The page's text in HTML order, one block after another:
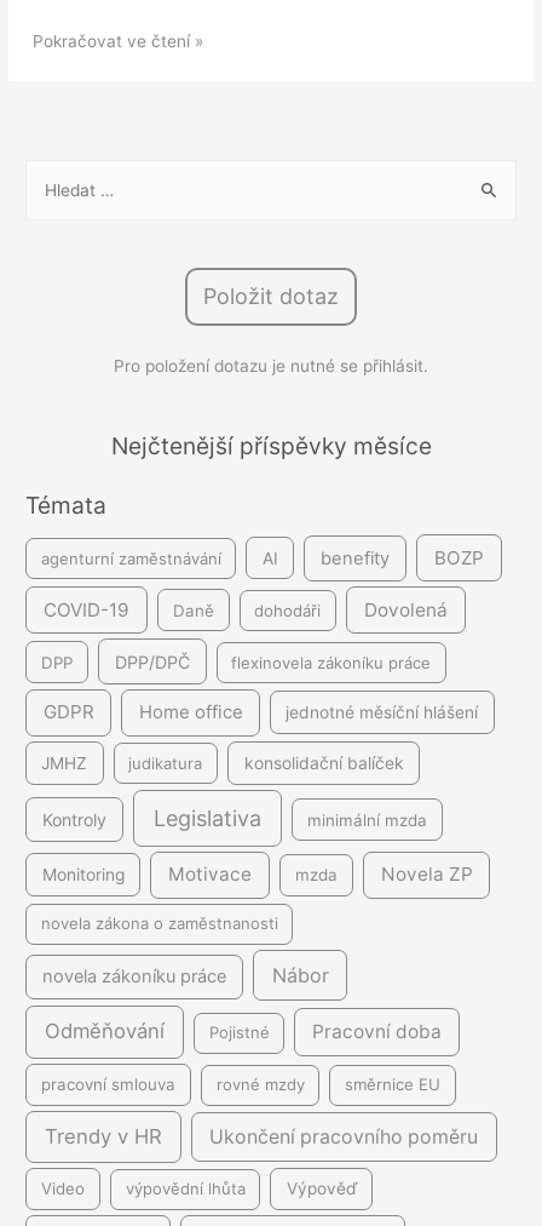
DOTAZ:
ve
Pokračovat ve čtení »
í
Položit dotaz
Pro položení dotazu je nutné se přihlásit.
Nejčtenější příspěvky měsíce
Témata
agenturní zaměstnávání AI benefity BOZP
COVID-19 Daně dohodáři Dovolená
DPP DPP/DPČ flexinovela zákoníku práce
GDPR Home office jednotné měsíční hlášení
JMHZ judikatura konsolidační balíček
Kontroly Legislativa minimální mzda
Monitoring Motivace mzda Novela ZP
novela zákona o zaměstnanosti
novela zákoníku práce Nábor
Odměňování Pojistné Pracovní doba
pracovní smlouva rovné mzdy směrnice EU
Trendy v HR Ukončení pracovního poměru
Video výpovědní lhůta Výpověď